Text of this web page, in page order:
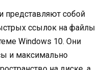
представляют собой
ссылок на файлы
Windows 10. Они
и максимально